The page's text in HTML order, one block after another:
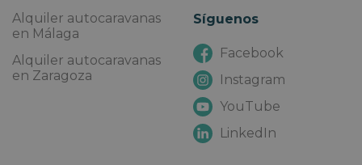
Alquiler autocaravanas
en Málaga
Alquiler autocaravanas
en Zaragoza
Síguenos
Facebook
Instagram
YouTube
LinkedIn